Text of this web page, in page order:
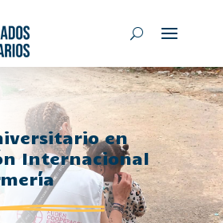
en
Internacional